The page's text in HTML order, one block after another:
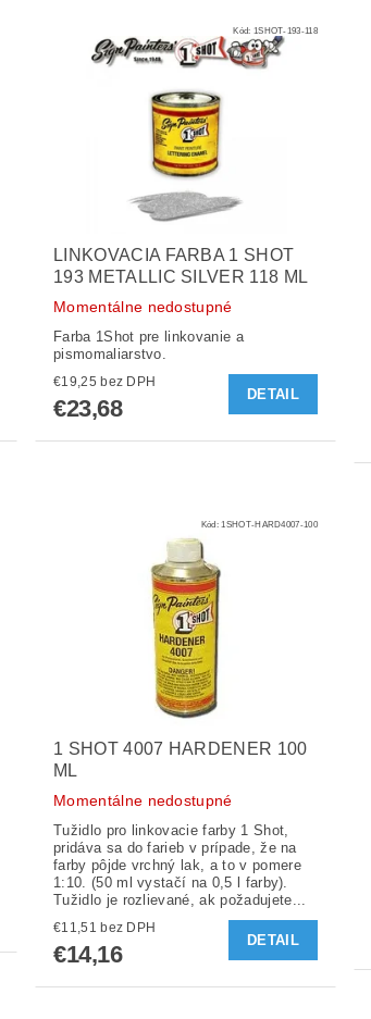
Kód: 1SHOT-193-118
LINKOVACIA FARBA 1 SHOT
193 METALLIC SILVER 118 ML
Momentálne nedostupné
Farba 1Shot pre linkovanie a
pismomaliarstvo.
€19,25 bez DPH
€23,68
DETAIL
Kód:1SHOT-HARD4007-100
1 SHOT 4007 HARDENER 100
ML
Momentálne nedostupné
Tužidlo pro linkovacie farby 1 Shot,
pridáva sa do farieb v prípade, že na
farby pôjde vrchný lak, a to v pomere
1:10. (50 ml vystačí na 0,5 l farby).
Tužidlo je rozlievané, ak požadujete...
€11,51 bez DPH
€14,16
DETAIL